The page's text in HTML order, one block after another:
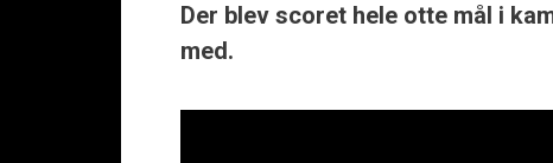
Der blev scoret hele otte mål i
med.